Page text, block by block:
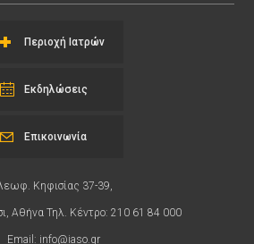
Περιοχή Ιατρών
Εκδηλώσεις
Κηφισίας 37-39,
Αθήνα Τηλ. Κέντρο: 210 61 84 000
Email: info@iaso.gr
Επικοινωνία